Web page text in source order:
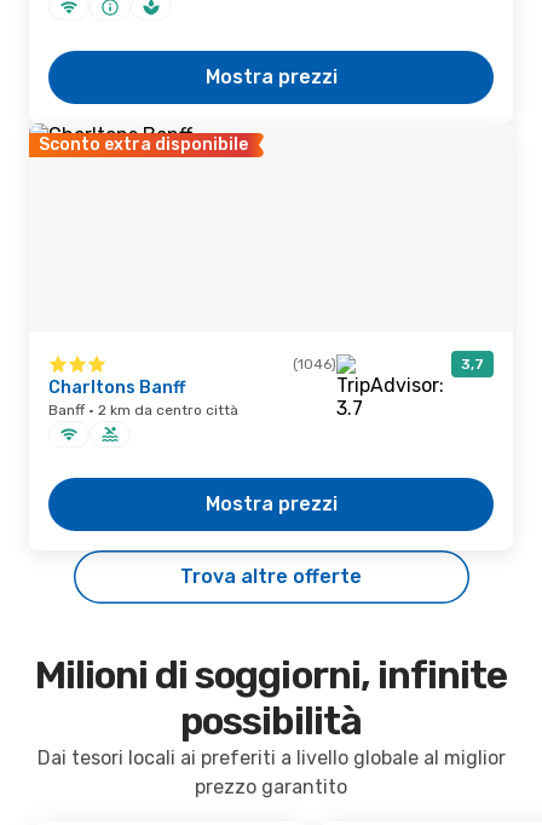
Mostra prezzi
Sconto extra disponibile
(1046) 3,7
Charltons Banff
Banff · 2 km da centro città
Mostra prezzi
Trova altre offerte
Milioni di soggiorni, infinite
possibilità
Dai tesori locali ai preferiti a livello globale al miglior
prezzo garantito